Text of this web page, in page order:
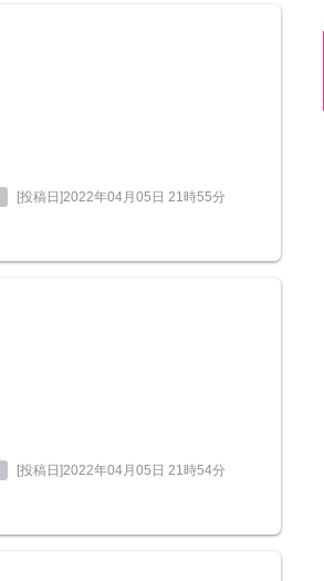
[投稿日]2022年04月05日 21時55分
[投稿日]2022年04月05日 21時54分